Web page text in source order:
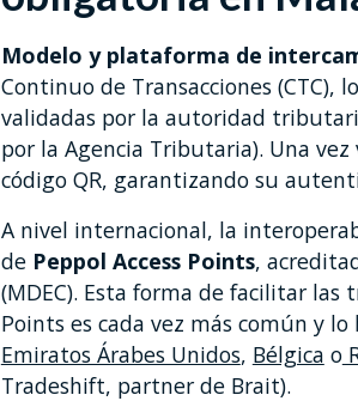
Modelo y plataforma de
Continuo de Transacciones
validadas por la autoridad
por la Agencia Tributaria). Una
código QR, garantizando su
A nivel internacional, la
de Peppol Access Points,
(MDEC). Esta forma de facilitar las
Points es cada vez más común y
Emiratos Árabes Unidos, Bélgica o
Tradeshift, partner de Brait).